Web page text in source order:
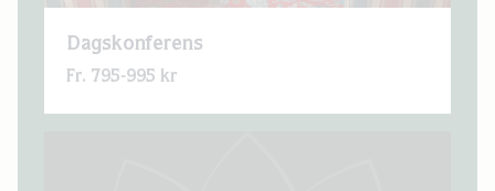
Dagskonferens
Fr. 795-995 kr